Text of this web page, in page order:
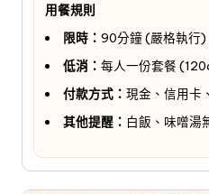
用餐規則
限時： 90分鐘 (嚴格執行)
低消： 每人一份套餐
付款方式： 現金、信用卡
其他提醒： 白飯、味噌湯